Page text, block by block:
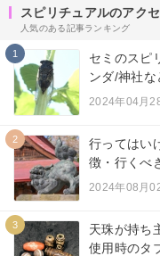
スピリチュアルのアク
人気のある記事ランキング
1
セミのスピ
ンダ/神社な
2024年04月
2
行ってはい
徴・行くべ
2024年08月
3
天珠が持ち
使用時のタ